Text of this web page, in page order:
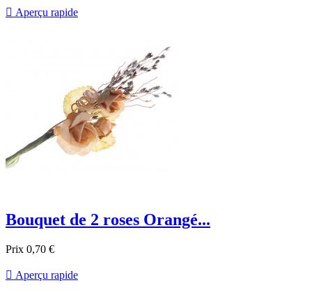
 Aperçu rapide
Bouquet de 2 roses Orangé...
Prix 0,70 €
 Aperçu rapide